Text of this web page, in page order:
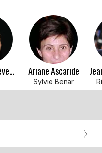
Robinson Stévenin Ariane Ascaride
Sylvie Benar